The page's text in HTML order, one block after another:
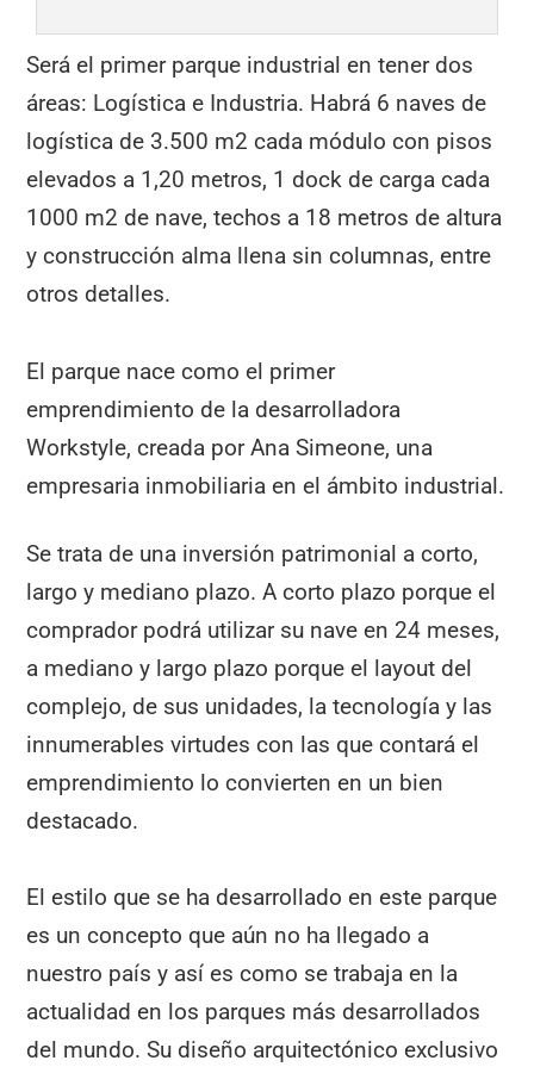
Será el primer parque industrial en tener dos
áreas: Logística e Industria. Habrá 6 naves de
logística de 3.500 m2 cada módulo con pisos
elevados a 1,20 metros, 1 dock de carga cada
1000 m2 de nave, techos a 18 metros de altura
y construcción alma llena sin columnas, entre
otros detalles.
El parque nace como el primer
emprendimiento de la desarrolladora
Workstyle, creada por Ana Simeone, una
empresaria inmobiliaria en el ámbito industrial.
Se trata de una inversión patrimonial a corto,
largo y mediano plazo. A corto plazo porque el
comprador podrá utilizar su nave en 24 meses,
a mediano y largo plazo porque el layout del
complejo, de sus unidades, la tecnología y las
innumerables virtudes con las que contará el
emprendimiento lo convierten en un bien
destacado.
El estilo que se ha desarrollado en este parque
es un concepto que aún no ha llegado a
nuestro país y así es como se trabaja en la
actualidad en los parques más desarrollados
del mundo. Su diseño arquitectónico exclusivo